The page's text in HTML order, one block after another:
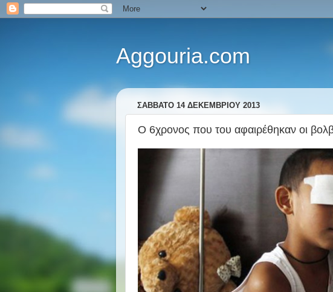
Aggouria.com
ΣΆΒΒΑΤΟ 14 ΔΕΚΕΜΒΡΊΟΥ 2013
Ο 6χρονος που του αφαιρέθηκαν οι